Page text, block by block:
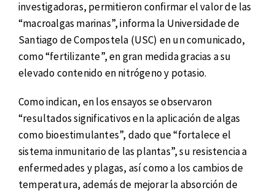
investigadoras, permitieron confirmar el valor de las
“macroalgas marinas”, informa la Universidade de
Santiago de Compostela (USC) en un comunicado,
como “fertilizante”, en gran medida gracias a su
elevado contenido en nitrógeno y potasio.
Como indican, en los ensayos se observaron
“resultados significativos en la aplicación de algas
como bioestimulantes”, dado que “fortalece el
sistema inmunitario de las plantas”, su resistencia a
enfermedades y plagas, así como a los cambios de
temperatura, además de mejorar la absorción de